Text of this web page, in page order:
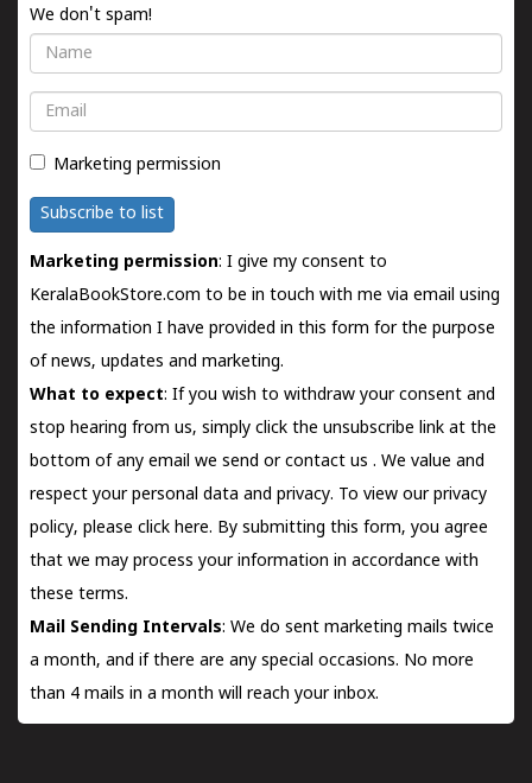
We don't spam!
Name
Email
Marketing permission
Subscribe to list
Marketing permission: I give my consent to
KeralaBookStore.com to be in touch with me via email using
the information I have provided in this form for the purpose
of news, updates and marketing.
What to expect: If you wish to withdraw your consent and
stop hearing from us, simply click the unsubscribe link at the
bottom of any email we send orcontact us . We value and
respect your personal data and privacy. To view our privacy
policy, please click here. By submitting this form, you agree
that we may process your information in accordance with
these terms.
Mail Sending Intervals: We do sent marketing mails twice
a month, and if there are any special occasions. No more
than 4 mails in a month will reach your inbox.